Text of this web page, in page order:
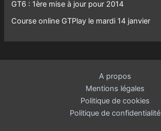
GT6 : 1ère mise à jour pour 2014
Course online GTPlay le mardi 14 janvier
A propos
Mentions légales
Politique de cookies
Politique de confidentialité